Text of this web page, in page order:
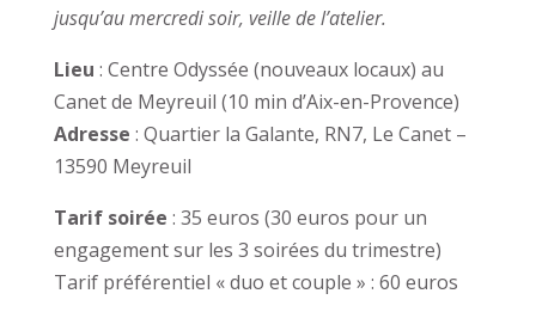
jusqu’au mercredi soir, veille de l’atelier.
Lieu : Centre Odyssée (nouveaux locaux) au
Canet de Meyreuil (10 min d’Aix-en-Provence)
Adresse : Quartier la Galante, RN7, Le Canet –
13590 Meyreuil
Tarif soirée : 35 euros (30 euros pour un
engagement sur les 3 soirées du trimestre)
Tarif préférentiel « duo et couple » : 60 euros